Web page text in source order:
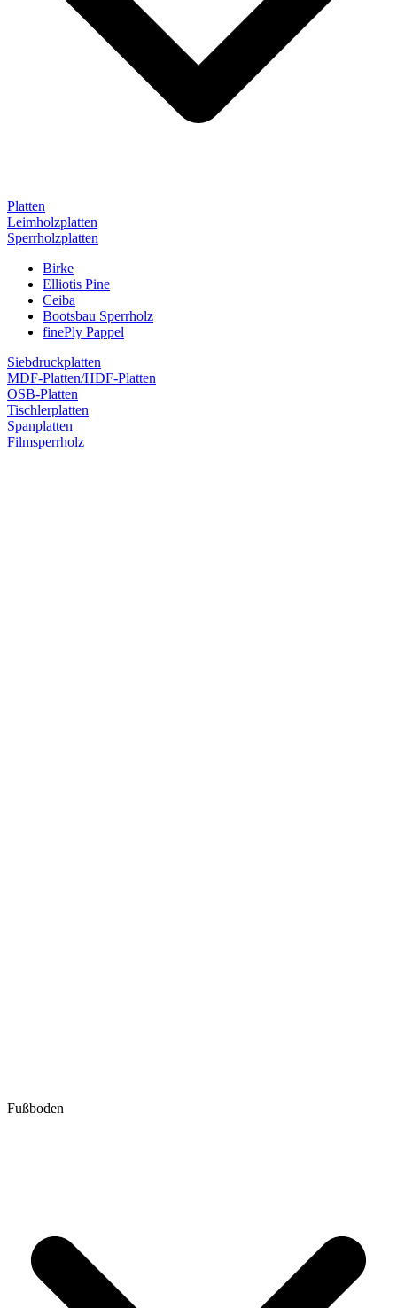
Platten
Leimholzplatten
Sperrholzplatten
Birke
Elliotis Pine
Ceiba
Bootsbau Sperrholz
finePly Pappel
Siebdruckplatten
MDF-Platten/HDF-Platten
OSB-Platten
Tischlerplatten
Spanplatten
Filmsperrholz
Fußboden